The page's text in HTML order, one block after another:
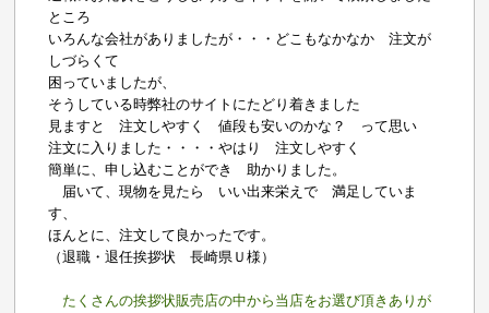
ところ
いろんな会社がありましたが・・・どこもなかなか 注文が
しづらくて
困っていましたが、
そうしている時弊社のサイトにたどり着きました
見ますと 注文しやすく 値段も安いのかな？ って思い
注文に入りました・・・・やはり 注文しやすく
簡単に、申し込むことができ 助かりました。
届いて、現物を見たら いい出来栄えで 満足していま
す、
ほんとに、注文して良かったです。
（退職・退任挨拶状 長崎県Ｕ様）
たくさんの挨拶状販売店の中から当店をお選び頂きありが